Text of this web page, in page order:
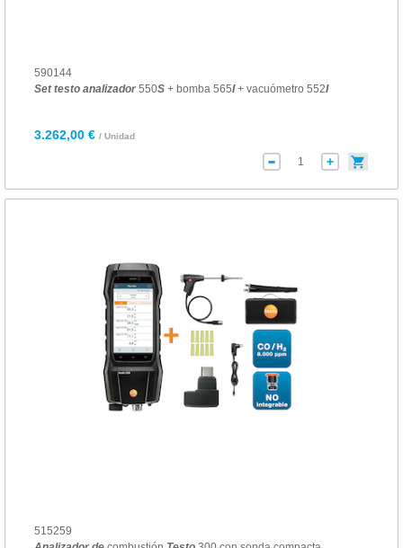
590144
Set testo analizador550S+ bomba 565I+ vacuómetro 552I
3.262,00 € / Unidad
515259